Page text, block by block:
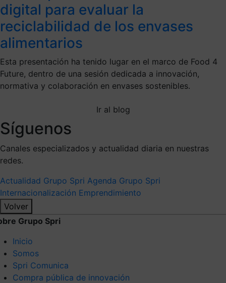
digital para evaluar la
reciclabilidad de los envases
alimentarios
Esta presentación ha tenido lugar en el marco de Food 4
Future, dentro de una sesión dedicada a innovación,
normativa y colaboración en envases sostenibles.
Ir al blog
Síguenos
Canales especializados y actualidad diaria en nuestras
redes.
Actualidad Grupo Spri Agenda Grupo Spri
Internacionalización Emprendimiento
Volver
Grupo Spri
Inicio
Somos
Spri Comunica
Compra pública de innovación